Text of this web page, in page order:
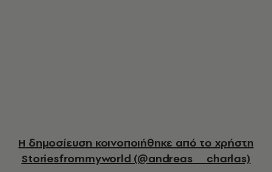
Η δημοσίευση κοινοποιήθηκε από το χρήστη
Storiesfrommyworld (@andreas__charlas)